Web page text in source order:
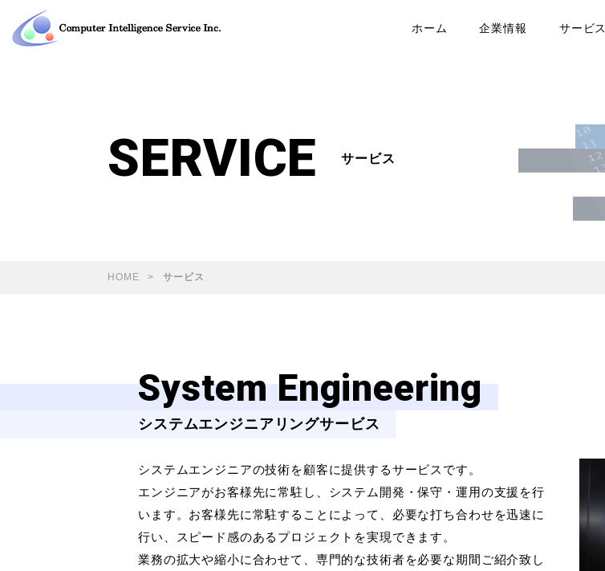
ホーム 企業情報 サービス
SERVICE サービス
HOME サービス
System Engineering
システムエンジニアリングサービス
システムエンジニアの技術を顧客に提供するサービスです。
エンジニアがお客様先に常駐し、システム開発・保守・運用の支援を行
います。 お客様先に常駐することによって、必要な打ち合わせを迅速に
行い、スピード感のあるプロジェクトを実現できます。
業務の拡大や縮小に合わせて、専門的な技術者を必要な期間ご紹介致し